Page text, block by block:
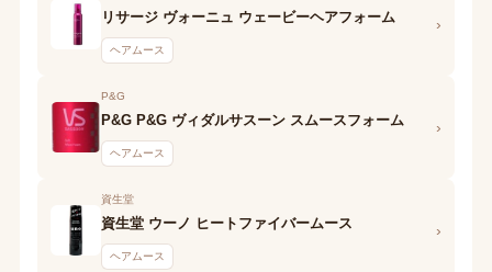
リサージ ヴォーニュ ウェービーヘアフォーム
ヘアムース
›
P&G
P&G P&G ヴィダルサスーン スムースフォーム
ヘアムース
›
資生堂
資生堂 ウーノ ヒートファイバームース
ヘアムース
›